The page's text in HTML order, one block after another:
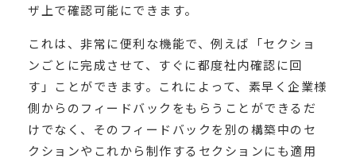
ザ上で確認可能にできます。
これは、非常に便利な機能で、例えば「セクショ
ンごとに完成させて、すぐに都度社内確認に回
す」ことができます。これによって、素早く企業様
側からのフィードバックをもらうことができるだ
けでなく、そのフィードバックを別の構築中のセ
クションやこれから制作するセクションにも適用